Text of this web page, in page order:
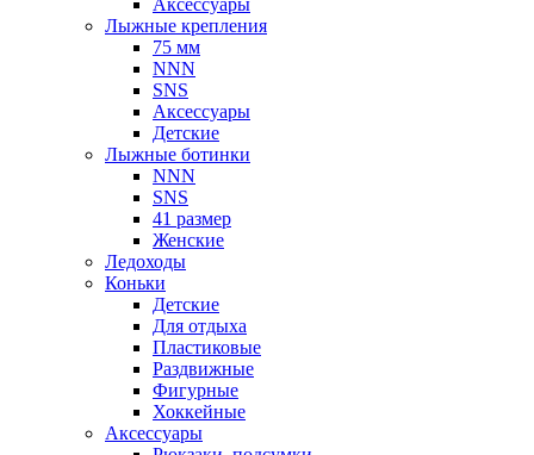
Лыжные крепления
75 мм
NNN
SNS
Аксессуары
Детские
Лыжные ботинки
NNN
SNS
41 размер
Женские
Ледоходы
Коньки
Детские
Для отдыха
Пластиковые
Раздвижные
Фигурные
Хоккейные
Аксессуары